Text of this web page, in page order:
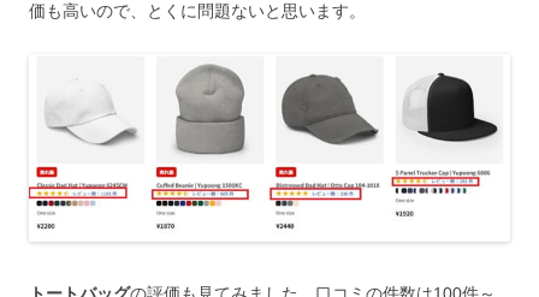
価も高いので、とくに問題ないと思います。